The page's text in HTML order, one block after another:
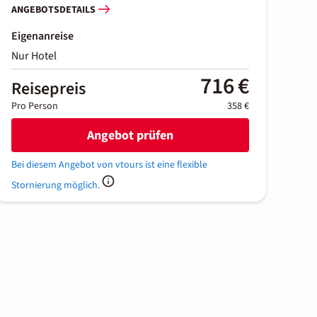
ANGEBOTSDETAILS
Eigenanreise
Nur Hotel
Reisepreis 716 €
Pro Person 358 €
Angebot prüfen
Bei diesem Angebot von vtours ist eine flexible
Stornierung möglich.